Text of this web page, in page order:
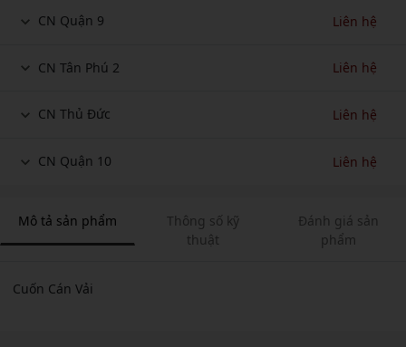
CN Quận 9 Liên hệ
CN Tân Phú 2 Liên hệ
CN Thủ Đức Liên hệ
CN Quận 10 Liên hệ
Mô tả sản phẩm
Thông số kỹ
thuật
Đánh giá sản
phẩm
Cuốn Cán Vải